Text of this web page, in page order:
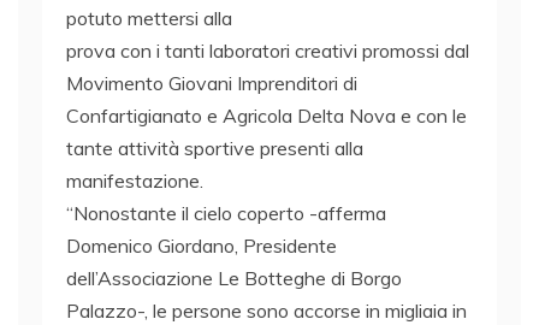
potuto mettersi alla
prova con i tanti laboratori creativi promossi dal
Movimento Giovani Imprenditori di
Confartigianato e Agricola Delta Nova e con le
tante attività sportive presenti alla
manifestazione.
“Nonostante il cielo coperto -afferma
Domenico Giordano, Presidente
dell’Associazione Le Botteghe di Borgo
Palazzo-, le persone sono accorse in migliaia in